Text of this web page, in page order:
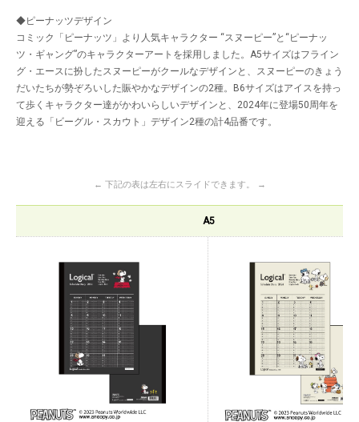
◆ピーナッツデザイン
コミック「ピーナッツ」より人気キャラクター “スヌーピー”と“ピーナッ
ツ・ギャング”のキャラクターアートを採用しました。A5サイズはフライン
グ・エースに扮したスヌーピーがクールなデザインと、スヌーピーのきょう
だいたちが勢ぞろいした賑やかなデザインの2種。B6サイズはアイスを持っ
て歩くキャラクター達がかわいらしいデザインと、2024年に登場50周年を
迎える「ビーグル・スカウト」デザイン2種の計4品番です。
← 下記の表は左右にスライドできます。 →
A5